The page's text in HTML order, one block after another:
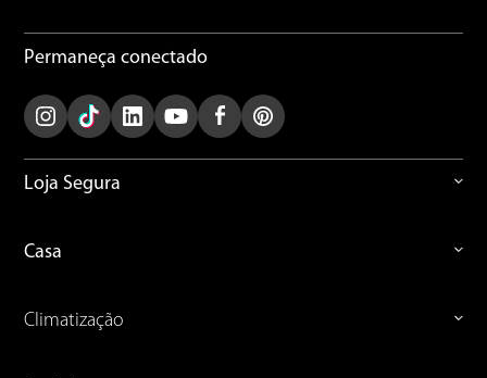
Permaneça conectado
Loja Segura
Casa
Climatização